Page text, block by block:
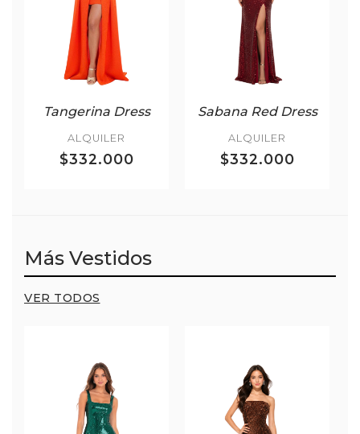
Tangerina Dress
ALQUILER
$332.000
Sabana Red Dress
ALQUILER
$332.000
Más Vestidos
VER TODOS